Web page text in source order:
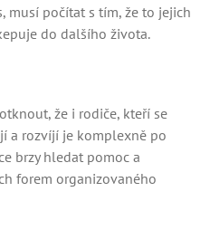
musí počítat s tím, že to jejich
do dalšího života.
že i rodiče, kteří se
a rozvíjí je komplexně po
brzy hledat pomoc a
forem organizovaného